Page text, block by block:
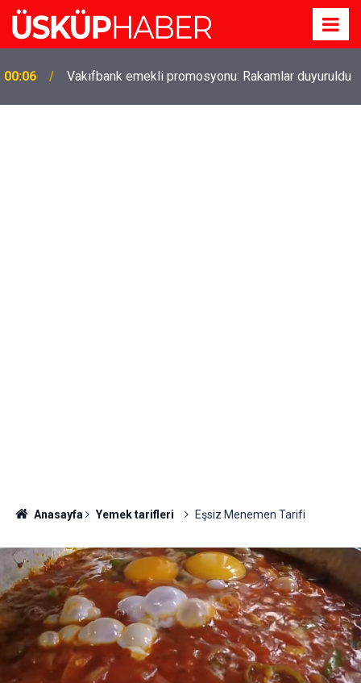
19:21
Gözde oldu! Hem köy hem mahalle hayatı iç içe!
İzmir'deki doğal semt
Anasayfa Yemek tarifleri Eşsiz Menemen Tarifi